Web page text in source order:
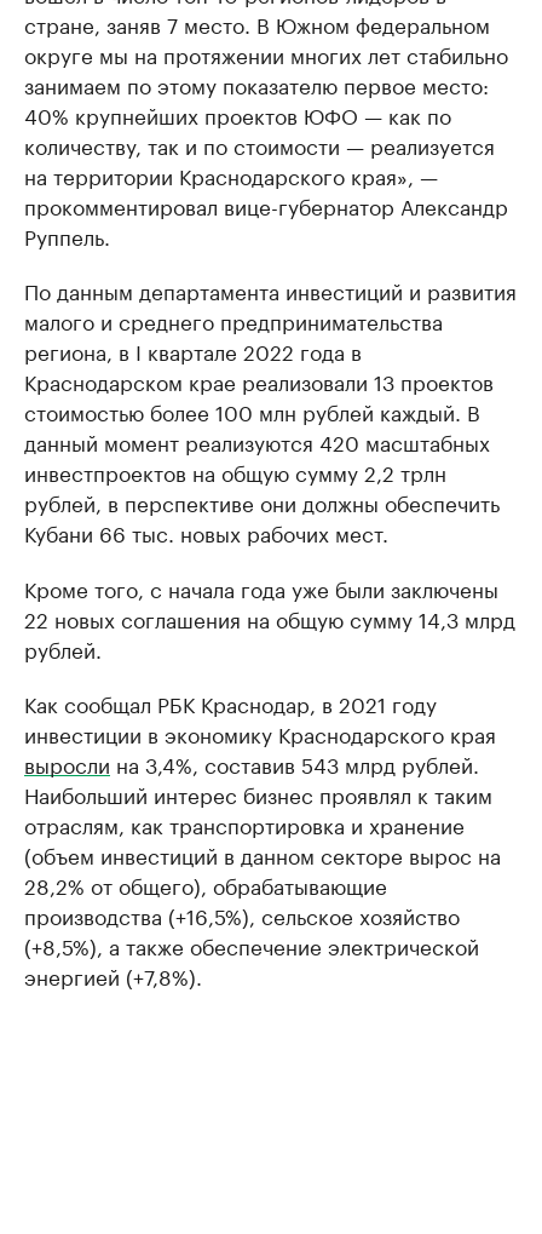
стране, заняв 7 место. В Южном федеральном
округе мы на протяжении многих лет стабильно
занимаем по этому показателю первое место:
40% крупнейших проектов ЮФО — как по
количеству, так и по стоимости — реализуется
на территории Краснодарского края», —
прокомментировал вице-губернатор Александр
Руппель.
По данным департамента инвестиций и развития
малого и среднего предпринимательства
региона, в I квартале 2022 года в
Краснодарском крае реализовали 13 проектов
стоимостью более 100 млн рублей каждый. В
данный момент реализуются 420 масштабных
инвестпроектов на общую сумму 2,2 трлн
рублей, в перспективе они должны обеспечить
Кубани 66 тыс. новых рабочих мест.
Кроме того, с начала года уже были заключены
22 новых соглашения на общую сумму 14,3 млрд
рублей.
Как сообщал РБК Краснодар, в 2021 году
инвестиции в экономику Краснодарского края
выросли на 3,4%, составив 543 млрд рублей.
Наибольший интерес бизнес проявлял к таким
отраслям, как транспортировка и хранение
(объем инвестиций в данном секторе вырос на
28,2% от общего), обрабатывающие
производства (+16,5%), сельское хозяйство
(+8,5%), а также обеспечение электрической
энергией (+7,8%).